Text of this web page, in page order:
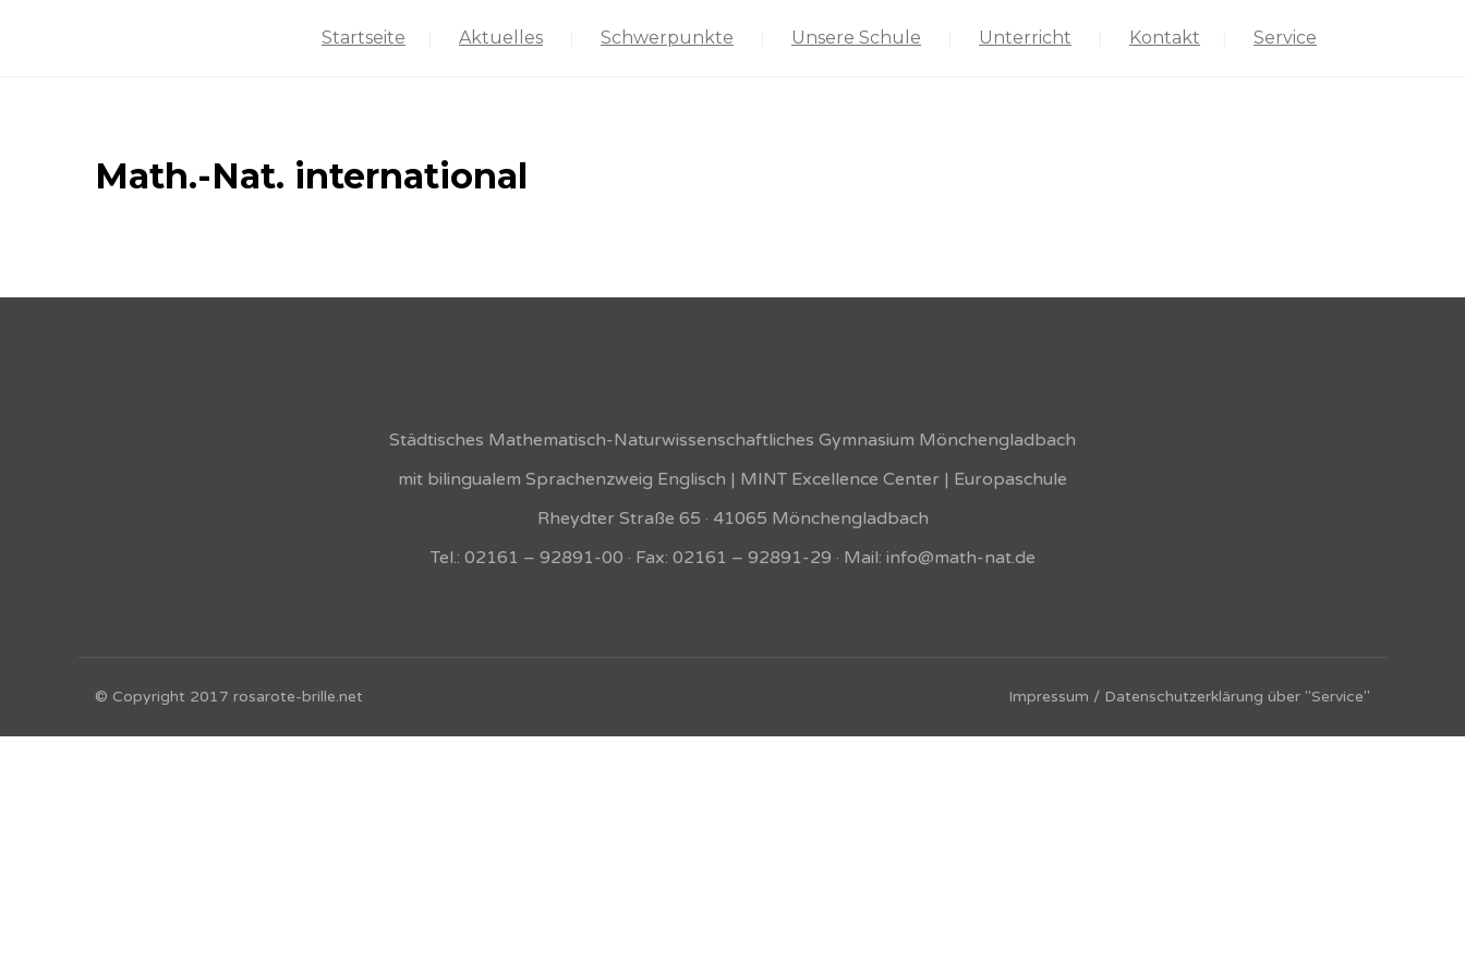
Startseite Aktuelles Schwerpunkte Unsere Schule Unterricht Kontakt Service
Math.-Nat. international
Städtisches Mathematisch-Naturwissenschaftliches Gymnasium Mönchengladbach
mit bilingualem Sprachenzweig Englisch | MINT Excellence Center | Europaschule
Rheydter Straße 65 · 41065 Mönchengladbach
Tel.: 02161 – 92891-00 · Fax: 02161 – 92891-29 · Mail: info@math-nat.de
© Copyright 2017 rosarote-brille.net Impressum / Datenschutzerklärung über "Service"